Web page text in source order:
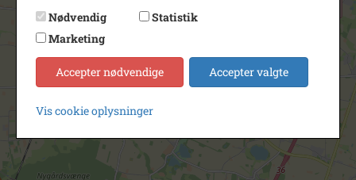
Nødvendig
Statistik
Marketing
Accepter nødvendige Accepter valgte
Vis cookie oplysninger